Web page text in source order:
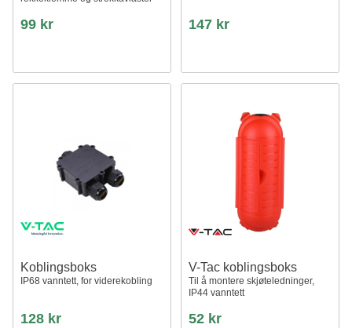
99 kr 147 kr
Koblingsboks
IP68 vanntett, for viderekobling
128 kr
V-Tac koblingsboks
Til å montere skjøteledninger,
IP44 vanntett
52 kr